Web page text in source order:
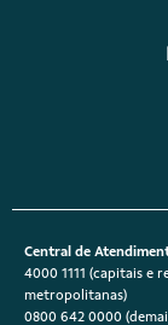
Central de
4000 1111 (capitais e
metropolitanas)
0800 642 0000